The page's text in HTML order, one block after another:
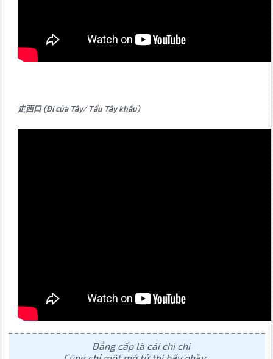
走西口 (Đi cửa Tây/ Tẩu Tây khẩu)
Đẳng cấp là cái chi chi